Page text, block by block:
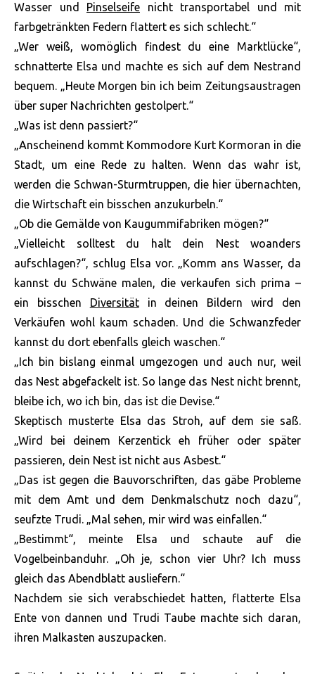
Wasser und Pinselseife nicht transportabel und mit
farbgetränkten Federn flattert es sich schlecht.“
„Wer weiß, womöglich findest du eine Marktlücke“,
schnatterte Elsa und machte es sich auf dem Nestrand
bequem. „Heute Morgen bin ich beim Zeitungsaustragen
über super Nachrichten gestolpert.“
„Was ist denn passiert?“
„Anscheinend kommt Kommodore Kurt Kormoran in die
Stadt, um eine Rede zu halten. Wenn das wahr ist,
werden die Schwan-Sturmtruppen, die hier übernachten,
die Wirtschaft ein bisschen anzukurbeln.“
„Ob die Gemälde von Kaugummifabriken mögen?“
„Vielleicht solltest du halt dein Nest woanders
aufschlagen?“, schlug Elsa vor. „Komm ans Wasser, da
kannst du Schwäne malen, die verkaufen sich prima –
ein bisschen Diversitätin deinen Bildern wird den
Verkäufen wohl kaum schaden. Und die Schwanzfeder
kannst du dort ebenfalls gleich waschen.“
„Ich bin bislang einmal umgezogen und auch nur, weil
das Nest abgefackelt ist. So lange das Nest nicht brennt,
bleibe ich, wo ich bin, das ist die Devise.“
Skeptisch musterte Elsa das Stroh, auf dem sie saß.
„Wird bei deinem Kerzentick eh früher oder später
passieren, dein Nest ist nicht aus Asbest.“
„Das ist gegen die Bauvorschriften, das gäbe Probleme
mit dem Amt und dem Denkmalschutz noch dazu“,
seufzte Trudi. „Mal sehen, mir wird was einfallen.“
„Bestimmt“, meinte Elsa und schaute auf die
Vogelbeinbanduhr. „Oh je, schon vier Uhr? Ich muss
gleich das Abendblatt ausliefern.“
Nachdem sie sich verabschiedet hatten, flatterte Elsa
Ente von dannen und Trudi Taube machte sich daran,
ihren Malkasten auszupacken.